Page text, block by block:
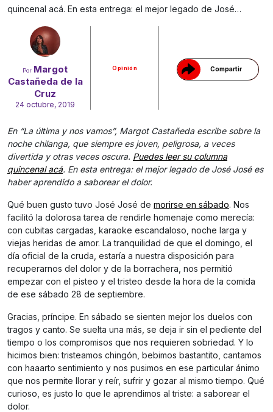
Por Margot
Castañeda de la
Cruz
24 octubre, 2019
Opinión Compartir
Gracias!
quincenal acá. En esta entrega: el mejor legado de José…
En “La última y nos vamos”, Margot Castañeda escribe sobre la
noche chilanga, que siempre es joven, peligrosa, a veces
divertida y otras veces oscura. Puedes leer su columna
quincenal acá. En esta entrega: el mejor legado de José José es
haber aprendido a saborear el dolor.
Qué buen gusto tuvo José José de morirse en sábado. Nos
facilitó la dolorosa tarea de rendirle homenaje como merecía:
con cubitas cargadas, karaoke escandaloso, noche larga y
viejas heridas de amor. La tranquilidad de que el domingo, el
día oficial de la cruda, estaría a nuestra disposición para
recuperarnos del dolor y de la borrachera, nos permitió
empezar con el pisteo y el tristeo desde la hora de la comida
de ese sábado 28 de septiembre.
Gracias, príncipe. En sábado se sienten mejor los duelos con
tragos y canto. Se suelta una más, se deja ir sin el pediente del
tiempo o los compromisos que nos requieren sobriedad. Y lo
hicimos bien: tristeamos chingón, bebimos bastantito, cantamos
con haaarto sentimiento y nos pusimos en ese particular ánimo
que nos permite llorar y reír, sufrir y gozar al mismo tiempo. Qué
curioso, es justo lo que le aprendimos al triste: a saborear el
dolor.